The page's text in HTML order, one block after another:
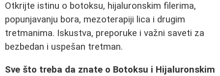
Otkrijte istinu o botoksu, hijaluronskim filerima,
popunjavanju bora, mezoterapiji lica i drugim
tretmanima. Iskustva, preporuke i važni saveti za
bezbedan i uspešan tretman.
Sve što treba da znate o Botoksu i Hijaluronskim